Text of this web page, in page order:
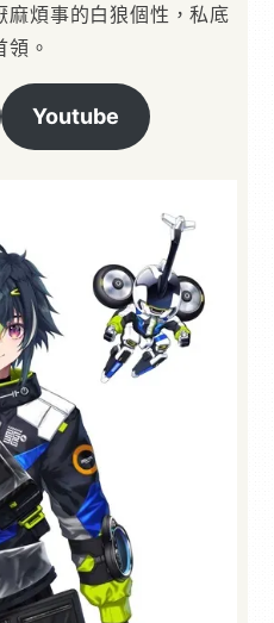
麻煩事的白狼個性，私底
。
Youtube